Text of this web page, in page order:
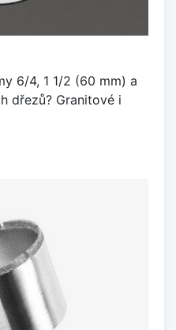
6/4, 1 1/2 (60 mm) a
dřezů? Granitové i